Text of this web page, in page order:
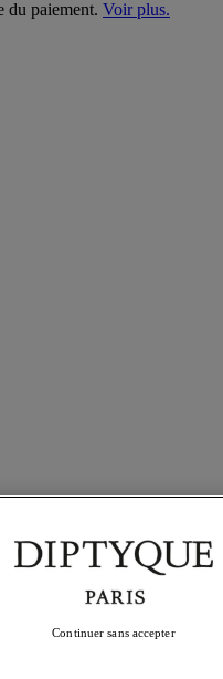
du paiement. Voir plus.
Continuer sans accepter